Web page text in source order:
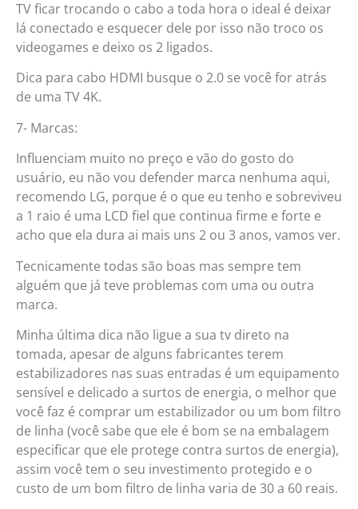
TV ficar trocando o cabo a toda hora o ideal é deixar
lá conectado e esquecer dele por isso não troco os
videogames e deixo os 2 ligados.
Dica para cabo HDMI busque o 2.0 se você for atrás
de uma TV 4K.
7- Marcas:
Influenciam muito no preço e vão do gosto do
usuário, eu não vou defender marca nenhuma aqui,
recomendo LG, porque é o que eu tenho e sobreviveu
a 1 raio é uma LCD fiel que continua firme e forte e
acho que ela dura ai mais uns 2 ou 3 anos, vamos ver.
Tecnicamente todas são boas mas sempre tem
alguém que já teve problemas com uma ou outra
marca.
Minha última dica não ligue a sua tv direto na
tomada, apesar de alguns fabricantes terem
estabilizadores nas suas entradas é um equipamento
sensível e delicado a surtos de energia, o melhor que
você faz é comprar um estabilizador ou um bom filtro
de linha (você sabe que ele é bom se na embalagem
especificar que ele protege contra surtos de energia),
assim você tem o seu investimento protegido e o
custo de um bom filtro de linha varia de 30 a 60 reais.